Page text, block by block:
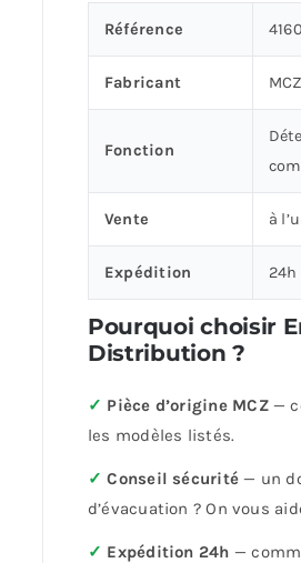
Référence
Fabricant
Fonction
Vente à
Expédition 24h
Pourquoi choisir
Distribution ?
✓ Pièce d’origine MCZ—
les modèles listés.
✓ Conseil sécurité — un
d’évacuation ? On vous
✓ Expédition 24h —